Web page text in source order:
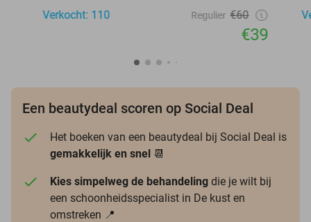
Verkocht: 110
Regulier €60
€39
Een beautydeal scoren op Social Deal
Het boeken van een beautydeal bij Social Deal is
gemakkelijk en snel 📆
Kies simpelweg de behandeling die je wilt bij
een schoonheidsspecialist in De kust en
omstreken 📍